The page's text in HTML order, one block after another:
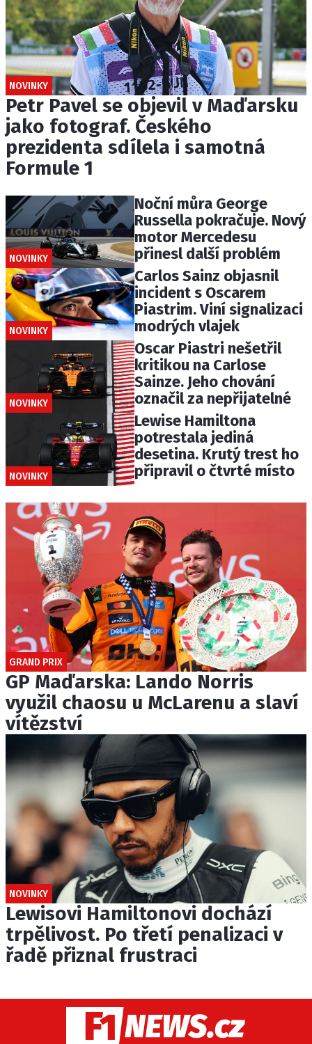
NOVINKY
Petr Pavel se objevil v Maďarsku
jako fotograf. Českého
prezidenta sdílela i samotná
Formule 1
NOVINKY
Noční můra George
Russella pokračuje. Nový
motor Mercedesu
přinesl další problém
NOVINKY
Carlos Sainz objasnil
incident s Oscarem
Piastrim. Viní signalizaci
modrých vlajek
NOVINKY
Oscar Piastri nešetřil
kritikou na Carlose
Sainze. Jeho chování
označil za nepřijatelné
NOVINKY
Lewise Hamiltona
potrestala jediná
desetina. Krutý trest ho
připravil o čtvrté místo
GRAND PRIX
GP Maďarska: Lando Norris
využil chaosu u McLarenu a slaví
vítězství
NOVINKY
Lewisovi Hamiltonovi dochází
trpělivost. Po třetí penalizaci v
řadě přiznal frustraci